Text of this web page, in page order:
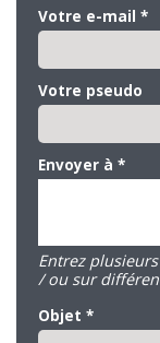
Votre e-mail *
Votre pseudo
Envoyer à *
Entrez
/ ou sur
Objet *